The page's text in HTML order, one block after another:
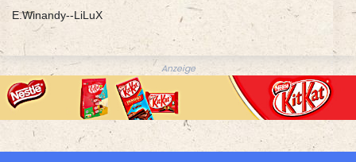
E.Winandy--LiLuX
Anzeige